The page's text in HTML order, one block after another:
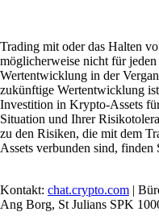
Trading mit oder das Halten
möglicherweise nicht für
Wertentwicklung in der
zukünftige Wertentwicklung
Investition in Krypto-Assets
Situation und Ihrer
zu den Risiken, die mit dem
Assets verbunden sind, finden
Kontakt: chat.crypto.com |
Ang Borg, St Julians SPK